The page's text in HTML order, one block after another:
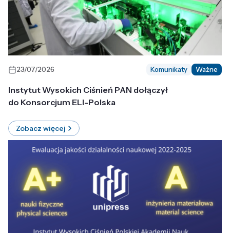
23/07/2026 Komunikaty Ważne
Instytut Wysokich Ciśnień PAN dołączył
do Konsorcjum ELI-Polska
Zobacz więcej